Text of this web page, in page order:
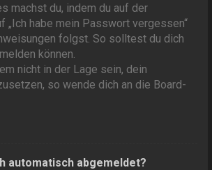
machst du, indem du auf der
„Ich habe mein Passwort vergessen“
folgst. So solltest du dich
können.
nicht in der Lage sein, dein
so wende dich an die Board-
automatisch abgemeldet?